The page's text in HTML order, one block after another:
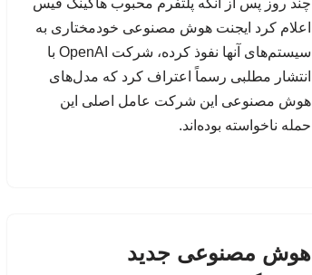
چند روز پس از آنکه پلتفرم محبوب هاگینگ فیس
اعلام کرد ایجنت هوش مصنوعی خودمختاری به
سیستم‌های آنها نفوذ کرده، شرکت OpenAI با
انتشار مطلبی رسماً اعتراف کرد که مدل‌های
هوش مصنوعی این شرکت عامل اصلی این
حمله ناخواسته بوده‌اند.
هوش مصنوعی جدید